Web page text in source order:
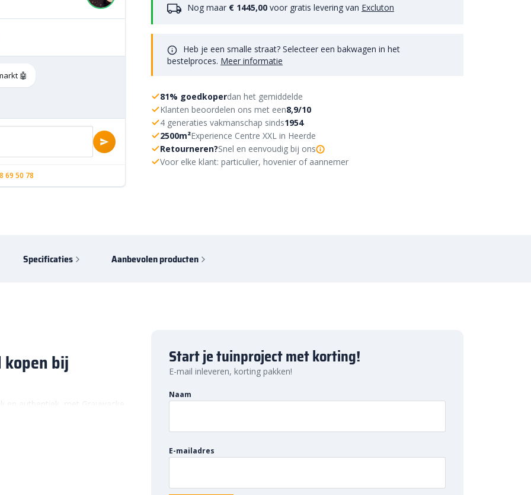
🤖
69 50 78
Nog maar € 1445,00 voor gratis levering van Excluton
Heb je een smalle straat? Selecteer een bakwagen in het
bestelproces. Meer informatie
81% goedkoperdan het gemiddelde
Klanten beoordelen ons met een8,9/10
4 generaties vakmanschap sinds1954
2500m²Experience Centre XXL in Heerde
Retourneren?Snel en eenvoudig bij ons
Voor elke klant: particulier, hovenier of aannemer
Specificaties Aanbevolen producten
kopen bij
authentiek, met Grauwacke
bij elke tuinstijl. Grind is
tuin. Water heeft namelijk
de ondergrond. Heb je
lopen? Dan is grind de
Start je tuinproject met korting!
E-mail inleveren, korting pakken!
Naam
E-mailadres